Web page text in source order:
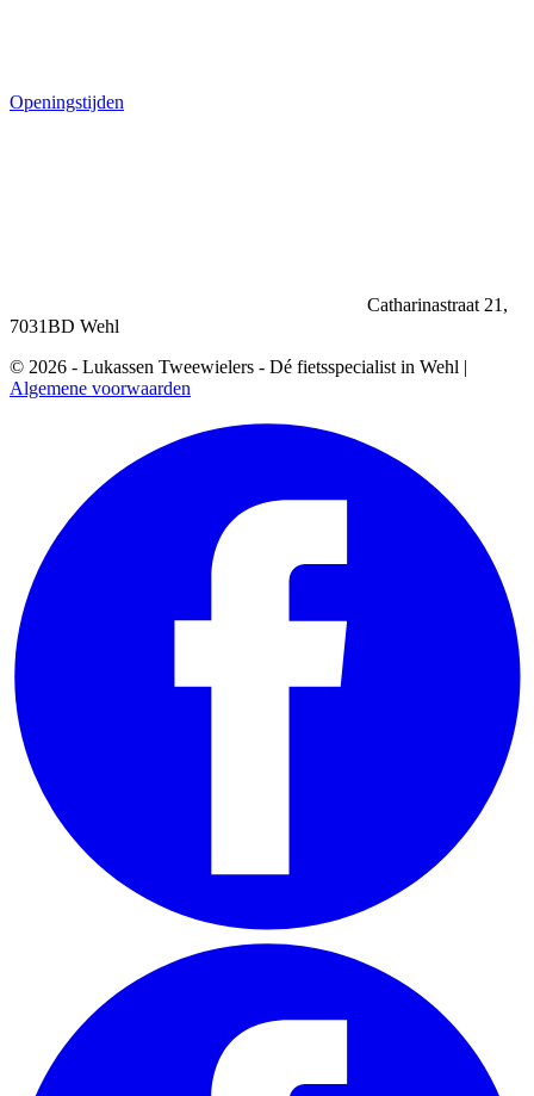
Openingstijden
Catharinastraat 21,
7031BD Wehl
© 2026 - Lukassen Tweewielers - Dé fietsspecialist in Wehl |
Algemene voorwaarden